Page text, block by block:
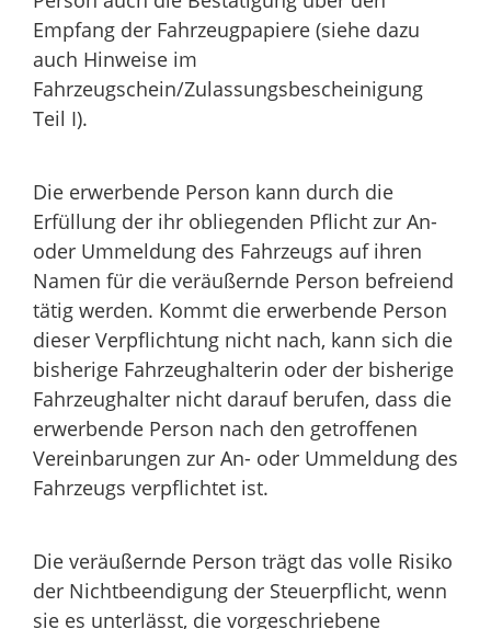
Empfang der Fahrzeugpapiere (siehe dazu
auch Hinweise im
Fahrzeugschein/Zulassungsbescheinigung
Teil I).
Die erwerbende Person kann durch die
Erfüllung der ihr obliegenden Pflicht zur An-
oder Ummeldung des Fahrzeugs auf ihren
Namen für die veräußernde Person befreiend
tätig werden. Kommt die erwerbende Person
dieser Verpflichtung nicht nach, kann sich die
bisherige Fahrzeughalterin oder der bisherige
Fahrzeughalter nicht darauf berufen, dass die
erwerbende Person nach den getroffenen
Vereinbarungen zur An- oder Ummeldung des
Fahrzeugs verpflichtet ist.
Die veräußernde Person trägt das volle Risiko
der Nichtbeendigung der Steuerpflicht, wenn
sie es unterlässt, die vorgeschriebene